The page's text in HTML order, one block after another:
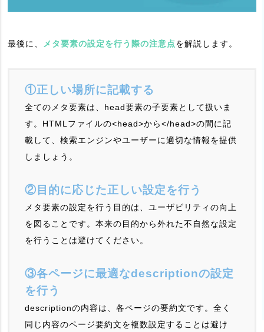
最後に、 メタ要素の設定を行う際の注意点を解説します。
①正しい場所に記載する
全てのメタ要素は、head要素の子要素として扱いま
す。HTMLファイルの<head>から</head>の間に記
載して、検索エンジンやユーザーに適切な情報を提供
しましょう。
②目的に応じた正しい設定を行う
メタ要素の設定を行う目的は、ユーザビリティの向上
を図ることです。本来の目的から外れた不自然な設定
を行うことは避けてください。
③各ページに最適なdescriptionの設定
を行う
descriptionの内容は、各ページの要約文です。全く
同じ内容のページ要約文を複数設定することは避け